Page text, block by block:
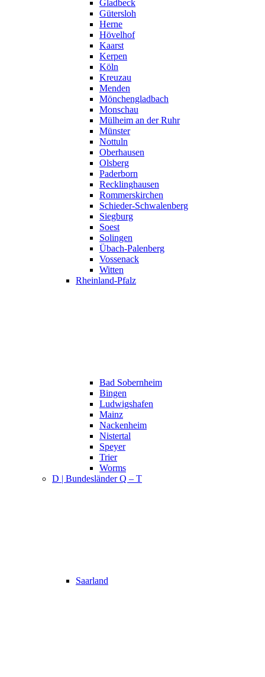
Gladbeck
Gütersloh
Herne
Hövelhof
Kaarst
Kerpen
Köln
Kreuzau
Menden
Mönchengladbach
Monschau
Mülheim an der Ruhr
Münster
Nottuln
Oberhausen
Olsberg
Paderborn
Recklinghausen
Rommerskirchen
Schieder-Schwalenberg
Siegburg
Soest
Solingen
Übach-Palenberg
Vossenack
Witten
Rheinland-Pfalz
Bad Sobernheim
Bingen
Ludwigshafen
Mainz
Nackenheim
Nistertal
Speyer
Trier
Worms
D | Bundesländer Q – T
Saarland